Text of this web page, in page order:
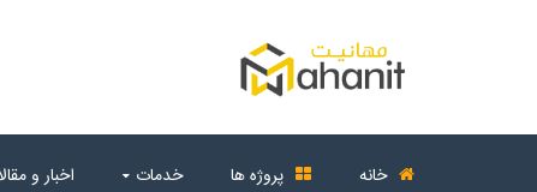
خانه پروژه ها خدمات اخبار و